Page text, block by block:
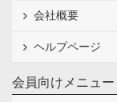
会社概要
ヘルプページ
会員向けメニュー